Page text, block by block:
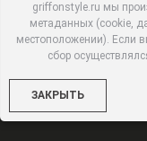
griffonstyle.ru мы
метаданных (cookie,
местоположении). Если
сбор
ЗАКРЫТЬ